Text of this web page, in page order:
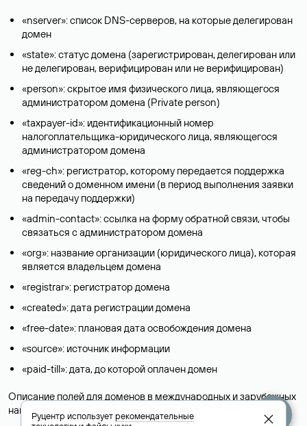
«nserver»: список DNS-серверов, на которые делегирован
домен
«state»: статус домена (зарегистрирован, делегирован или
не делегирован, верифицирован или не верифицирован)
«person»: скрытое имя физического лица, являющегося
администратором домена (Privatе person)
«taxpayer-id»: идентификационный номер
налогоплательщика-юридического лица, являющегося
администратором домена
«reg-ch»: регистратор, которому передается поддержка
сведений о доменном имени (в период выполнения заявки
на передачу поддержки)
«admin-contact»: ссылка на форму обратной связи, чтобы
связаться с администратором домена
«org»: название организации (юридического лица), которая
является владельцем домена
«registrar»: регистратор домена
«created»: дата регистрации домена
«free-date»: плановая дата освобождения домена
«source»: источник информации
«paid-till»: дата, до которой оплачен домен
Описание полей для доменов в международных и зарубежных
национальных доменах представлены в разделе «
».
Руцентр используетрекомендательные